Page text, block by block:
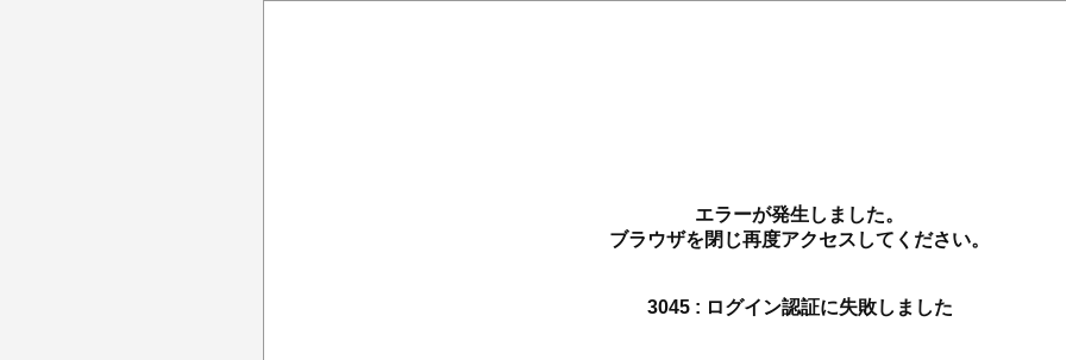
エラーが発生しました。
ブラウザを閉じ再度アクセスしてください。
3045 : ログイン認証に失敗しました